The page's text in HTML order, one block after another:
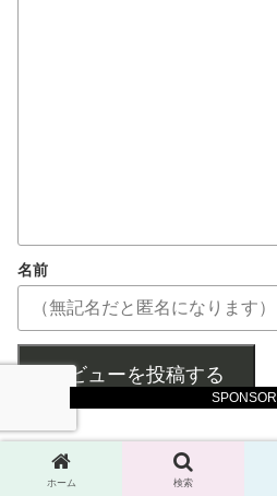
SPONSOR
名前
レビューを投稿する
スロログ訪問者さん より:
ホーム 検索